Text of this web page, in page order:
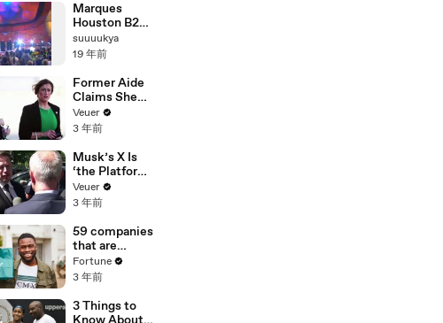
Marques
Houston B2K
- Girlfriend
suuuukya
19 年前
Former Aide
Claims She
Was Asked to
Make a ‘Hit
Trump
Veuer
3 年前
Musk’s X Is
‘the Platform
With the
Largest Ratio
Misinformatio
n or
Disinformatio
n’ Amongst
All Social
Media
Platforms
Veuer
3 年前
59 companies
that are
changing the
world: From
Chobani
Fortune
3 年前
3 Things to